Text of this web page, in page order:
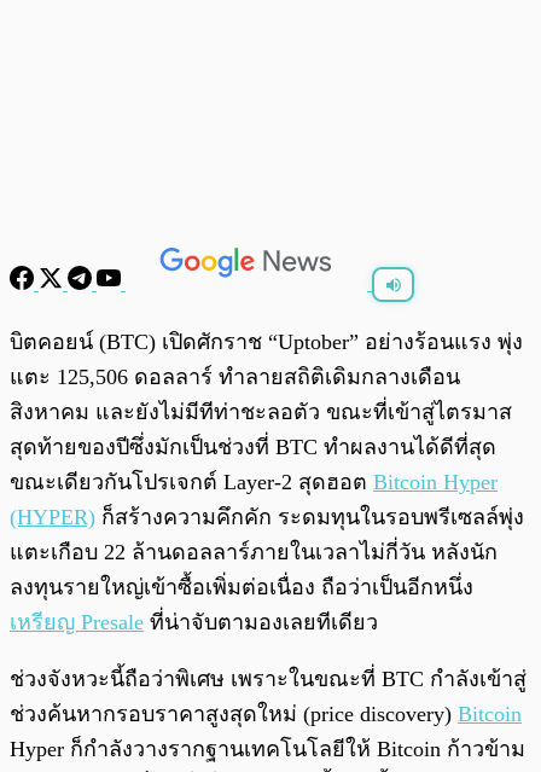
พร้อมเล่น 0:00
บิตคอยน์ (BTC) เปิดศักราช “Uptober” อย่างร้อนแรง พุ่ง
แตะ 125,506 ดอลลาร์ ทำลายสถิติเดิมกลางเดือน
สิงหาคม และยังไม่มีทีท่าชะลอตัว ขณะที่เข้าสู่ไตรมาส
สุดท้ายของปีซึ่งมักเป็นช่วงที่ BTC ทำผลงานได้ดีที่สุด
ขณะเดียวกันโปรเจกต์ Layer-2 สุดฮอต Bitcoin Hyper
(HYPER) ก็สร้างความคึกคัก ระดมทุนในรอบพรีเซลล์พุ่ง
แตะเกือบ 22 ล้านดอลลาร์ภายในเวลาไม่กี่วัน หลังนัก
ลงทุนรายใหญ่เข้าซื้อเพิ่มต่อเนื่อง ถือว่าเป็นอีกหนึ่ง
เหรียญ Presale ที่น่าจับตามองเลยทีเดียว
ช่วงจังหวะนี้ถือว่าพิเศษ เพราะในขณะที่ BTC กำลังเข้าสู่
ช่วงค้นหากรอบราคาสูงสุดใหม่ (price discovery) Bitcoin
Hyper ก็กำลังวางรากฐานเทคโนโลยีให้ Bitcoin ก้าวข้าม